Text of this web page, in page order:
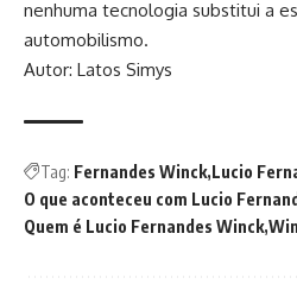
nenhuma tecnologia substitui a
automobilismo.
Autor: Latos Simys
Tag: Fernandes Winck Lucio
O que aconteceu com Lucio
Quem é Lucio Fernandes Winck